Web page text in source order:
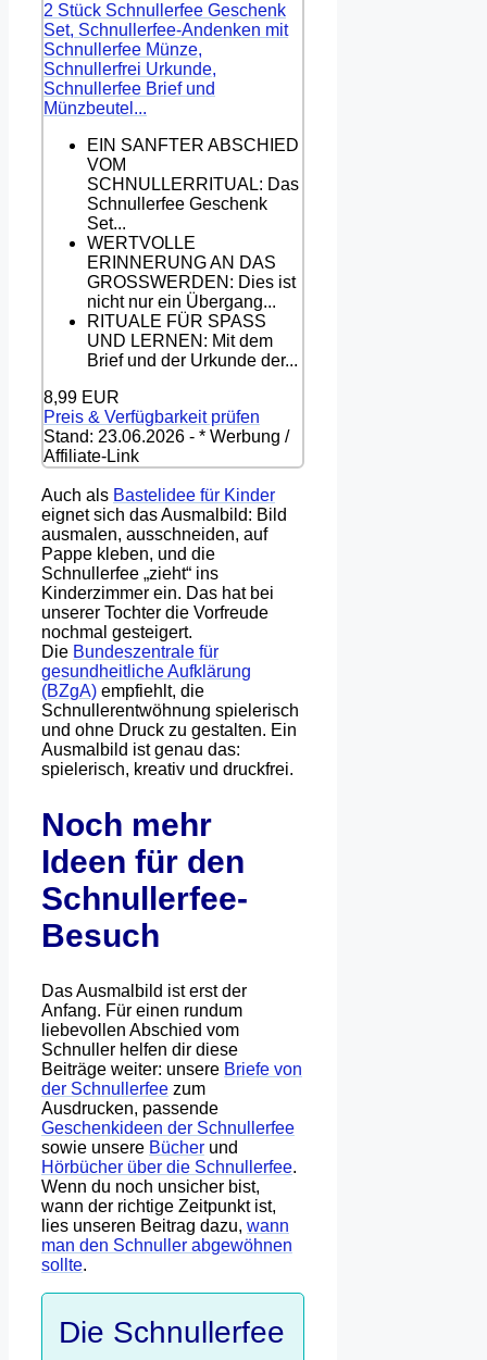
2 Stück Schnullerfee Geschenk
Set, Schnullerfee-Andenken mit
Schnullerfee Münze,
Schnullerfrei Urkunde,
Schnullerfee Brief und
Münzbeutel...
EIN SANFTER ABSCHIED
VOM
SCHNULLERRITUAL: Das
Schnullerfee Geschenk
Set...
WERTVOLLE
ERINNERUNG AN DAS
GROSSWERDEN: Dies ist
nicht nur ein Übergang...
RITUALE FÜR SPASS
UND LERNEN: Mit dem
Brief und der Urkunde der...
8,99 EUR
Preis & Verfügbarkeit prüfen
Stand: 23.06.2026 - * Werbung /
Affiliate-Link
Auch als Bastelidee für Kinder
eignet sich das Ausmalbild: Bild
ausmalen, ausschneiden, auf
Pappe kleben, und die
Schnullerfee „zieht“ ins
Kinderzimmer ein. Das hat bei
unserer Tochter die Vorfreude
nochmal gesteigert.
Die Bundeszentrale für
gesundheitliche Aufklärung
(BZgA) empfiehlt, die
Schnullerentwöhnung spielerisch
und ohne Druck zu gestalten. Ein
Ausmalbild ist genau das:
spielerisch, kreativ und druckfrei.
Noch mehr
Ideen für den
Schnullerfee-
Besuch
Das Ausmalbild ist erst der
Anfang. Für einen rundum
liebevollen Abschied vom
Schnuller helfen dir diese
Beiträge weiter: unsere Briefe von
der Schnullerfee zum
Ausdrucken, passende
Geschenkideen der Schnullerfee
sowie unsere Bücher und
Hörbücher über die Schnullerfee.
Wenn du noch unsicher bist,
wann der richtige Zeitpunkt ist,
lies unseren Beitrag dazu, wann
man den Schnuller abgewöhnen
sollte.
Die Schnullerfee